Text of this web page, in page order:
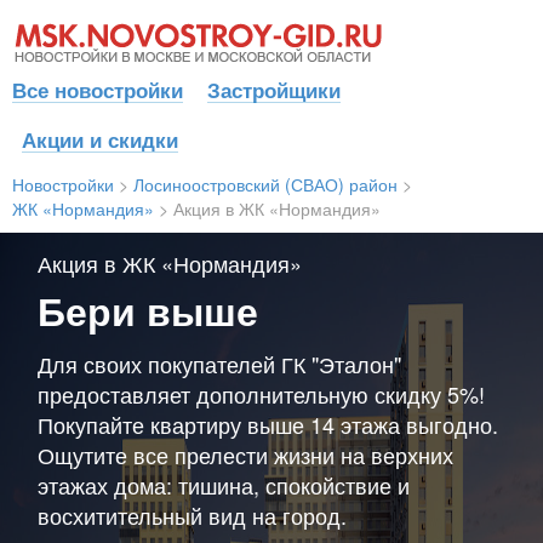
Все новостройки
Застройщики
Акции и скидки
Новостройки > Лосиноостровский (СВАО) район >
ЖК «Нормандия» >Акция в ЖК «Нормандия»
Акция в ЖК «Нормандия»
Бери выше
Для своих покупателей ГК "Эталон"
предоставляет дополнительную скидку 5%!
Покупайте квартиру выше 14 этажа выгодно.
Ощутите все прелести жизни на верхних
этажах дома: тишина, спокойствие и
восхитительный вид на город.